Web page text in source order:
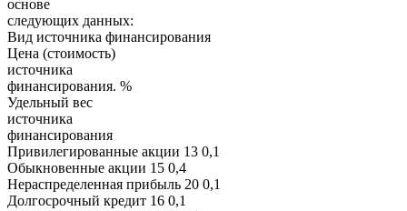
основе
следующих данных:
Вид источника финансирования
Цена (стоимость)
источника
финансирования. %
Удельный вес
источника
финансирования
Привилегированные акции 13 0,1
Обыкновенные акции 15 0,4
Нераспределенная прибыль 20 0,1
Долгосрочный кредит 16 0,1